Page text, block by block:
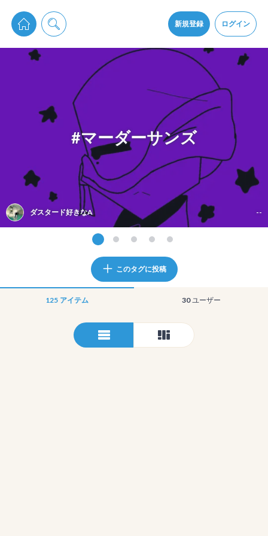
新規登録 ログイン
pixiv Sketchは2024年5月28日付で プライパシーポリシーを改定しました。
通知を受け取るにはここをクリックします
pixiv Sketchアプリでさらに快適に！
#マーダーサンズ
ダスタード好きなA --
このタグに投稿
125 アイテム 30 ユーザー